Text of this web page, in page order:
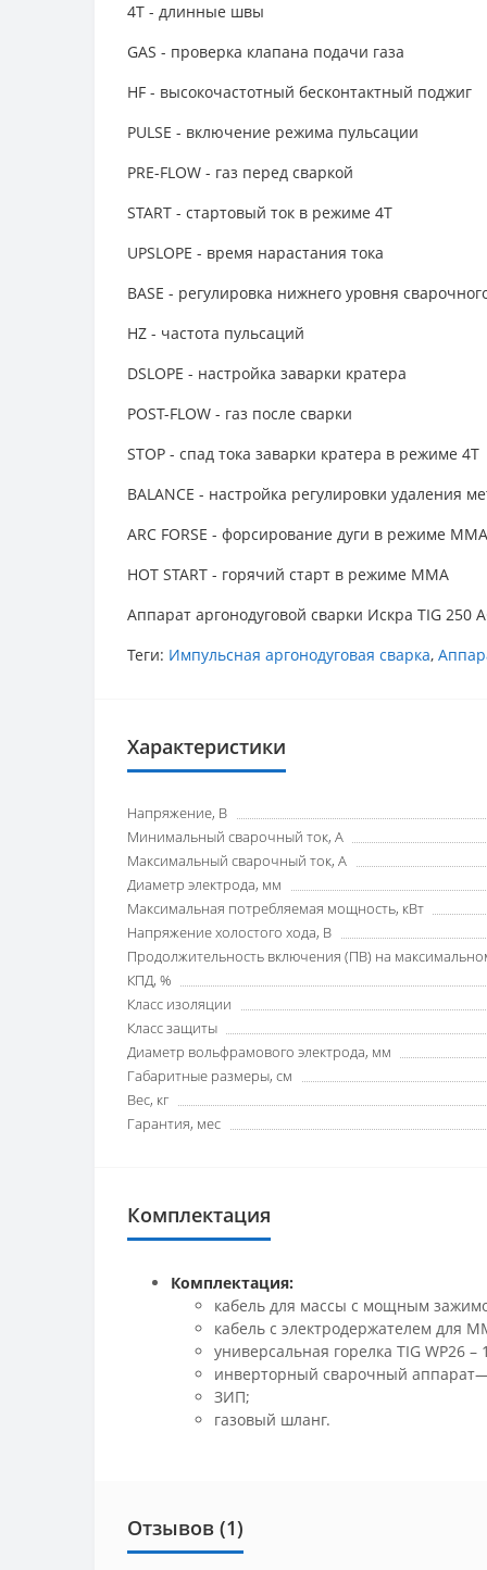
4Т - длинные швы
GAS - проверка клапана подачи газа
HF - высокочастотный бесконтактный поджиг
PULSE - включение режима пульсации
PRE-FLOW - газ перед сваркой
START - стартовый ток в режиме 4Т
UPSLOPE - время нарастания тока
BASE - регулировка нижнего уровня
HZ - частота пульсаций
DSLOPE - настройка заварки кратера
POST-FLOW - газ после сварки
STOP - спад тока заварки кратера в режиме 4Т
BALANCE - настройка регулировки удаления
ARC FORSE - форсирование дуги в режиме ММА
HOT START - горячий старт в режиме ММА
Аппарат аргонодуговой сварки Искра TIG 250
Теги: Импульсная аргонодуговая сварка,
Характеристики
Напряжение, В
Минимальный сварочный ток, А
Максимальный сварочный ток, А
Диаметр электрода, мм
Максимальная потребляемая мощность, кВт
Напряжение холостого хода, В
Продолжительность включения (ПВ) на
КПД, %
Класс изоляции
Класс защиты
Диаметр вольфрамового электрода, мм
Габаритные размеры, см
Вес, кг
Гарантия, мес
Комплектация
Комплектация:
кабель для массы с мощным
кабель с электродержателем для
универсальная горелка TIG WP26 –
инверторный сварочный
ЗИП;
газовый шланг.
Отзывов (1)